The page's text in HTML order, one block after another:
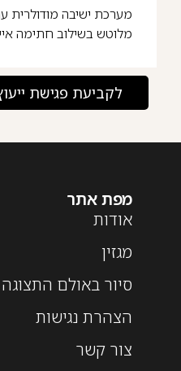
מערכת ישיבה מודולרית
מלוטש בשילוב חתימה
לקביעת פגישת
מפת אתר
אודות
מגזין
סיור באולם התצוגה
הצהרת נגישות
צור קשר